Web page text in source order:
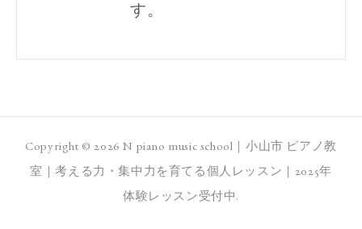
す。
Copyright © 2026 N piano music school｜小山市 ピアノ教
室｜考える力・集中力を育てる個人レッスン｜2025年
体験レッスン受付中.